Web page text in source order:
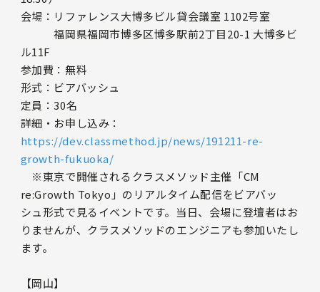
会場：リファレンス大博多ビル貸会議室 1102号室
福岡県福岡市博多区博多駅前2丁目20-1 大博多ビ
ル11F
参加費：無料
形式：ビアバッシュ
定員：30名
詳細・お申し込み：
https://dev.classmethod.jp/news/191211-re-
growth-fukuoka/
※東京で開催されるクラスメソッド主催「CM
re:Growth Tokyo」のリアルタイム配信をビアバッ
シュ形式で見るイベントです。当日、会場に登壇者はお
りませんが、クラスメソッドのエンジニアも参加いたし
ます。
【岡山】